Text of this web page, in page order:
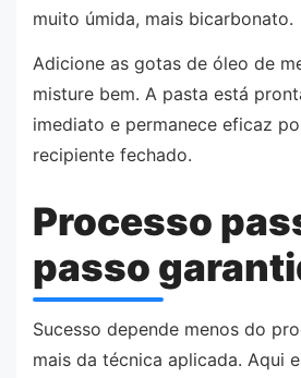
muito úmida, mais bicarbonato.
Adicione as gotas de óleo de
misture bem. A pasta está
imediato e permanece eficaz
recipiente fechado.
Processo
passo
Sucesso depende menos do
mais da técnica aplicada. Aqui